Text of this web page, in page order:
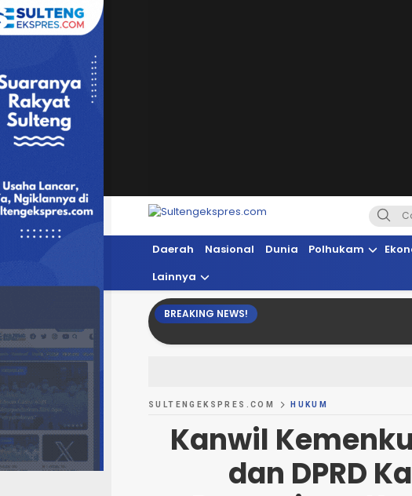
Sultengekspres.com
Berita Seputar Sulteng Hari Ini, Update Terkini,
Daerah Nasional Dunia Polhukam
Lainnya
BREAKING NEWS!
SULTENGEKSPRES.COM HUKUM
Kanwil
dan DPRD